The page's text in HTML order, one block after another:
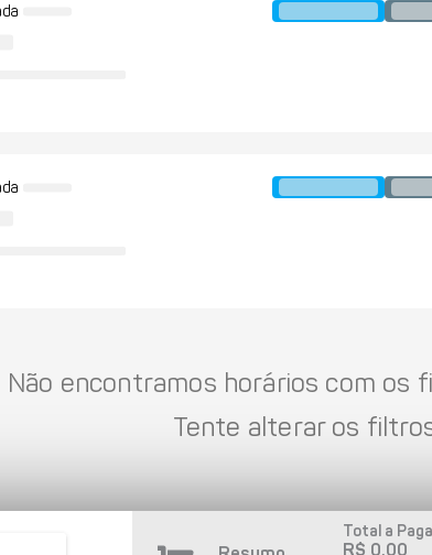
Não encontramos horários com os
Tente alterar os
Total a
R$ 0,00